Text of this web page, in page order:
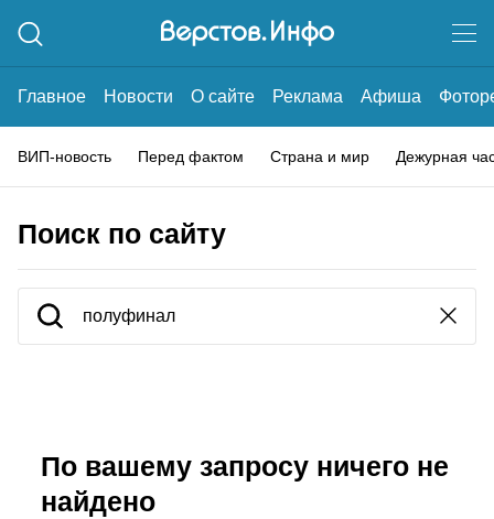
Главное Новости О сайте Реклама Афиша
ВИП-новость Перед фактом Страна и мир Дежурная
Поиск по сайту
По вашему запросу ничего не
найдено